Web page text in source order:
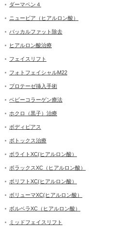
ダーマペン４
ニュービア（ヒアルロン酸）
バッカルファット除去
ヒアルロン酸治療
フェイスリフト
フォトフェイシャルM22
プロテーゼ挿入手術
ベビーコラーゲン療法
ホクロ（黒子）治療
ボディピアス
ボトックス治療
ボライトXC(ヒアルロン酸）
ボラックスXC（ヒアルロン酸）
ボリフトXC(ヒアルロン酸）
ボリューマXC(ヒアルロン酸）
ボルベラXC（ヒアルロン酸）
ミッドフェイスリフト